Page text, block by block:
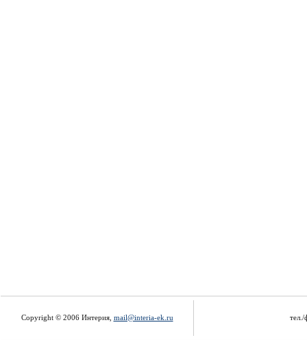
Copyright © 2006 Интерия, mail@interia-ek.ru